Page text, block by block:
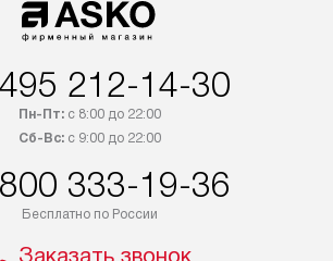
212-14-30
Пн-Пт:с 8:00 до 22:00
Сб-Вс:с 9:00 до 22:00
333-19-36
Бесплатно по России
Заказать звонок